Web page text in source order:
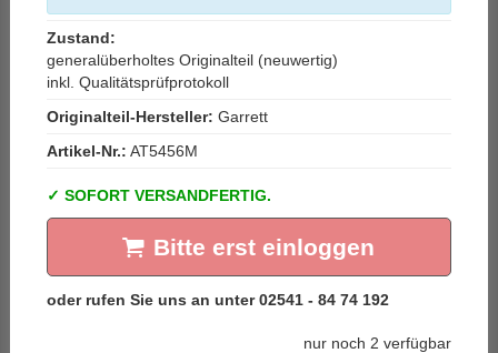
Zustand:
generalüberholtes Originalteil (neuwertig)
inkl. Qualitätsprüfprotokoll
Originalteil-Hersteller: Garrett
Artikel-Nr.: AT5456M
SOFORT VERSANDFERTIG.
Bitte erst einloggen
nur noch 2 verfügbar